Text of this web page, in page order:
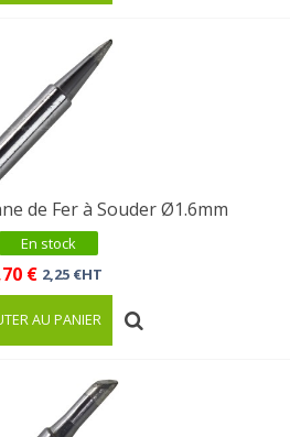
de Fer à Souder Ø1.6mm
En stock
€ 2,25 €HT
AU PANIER